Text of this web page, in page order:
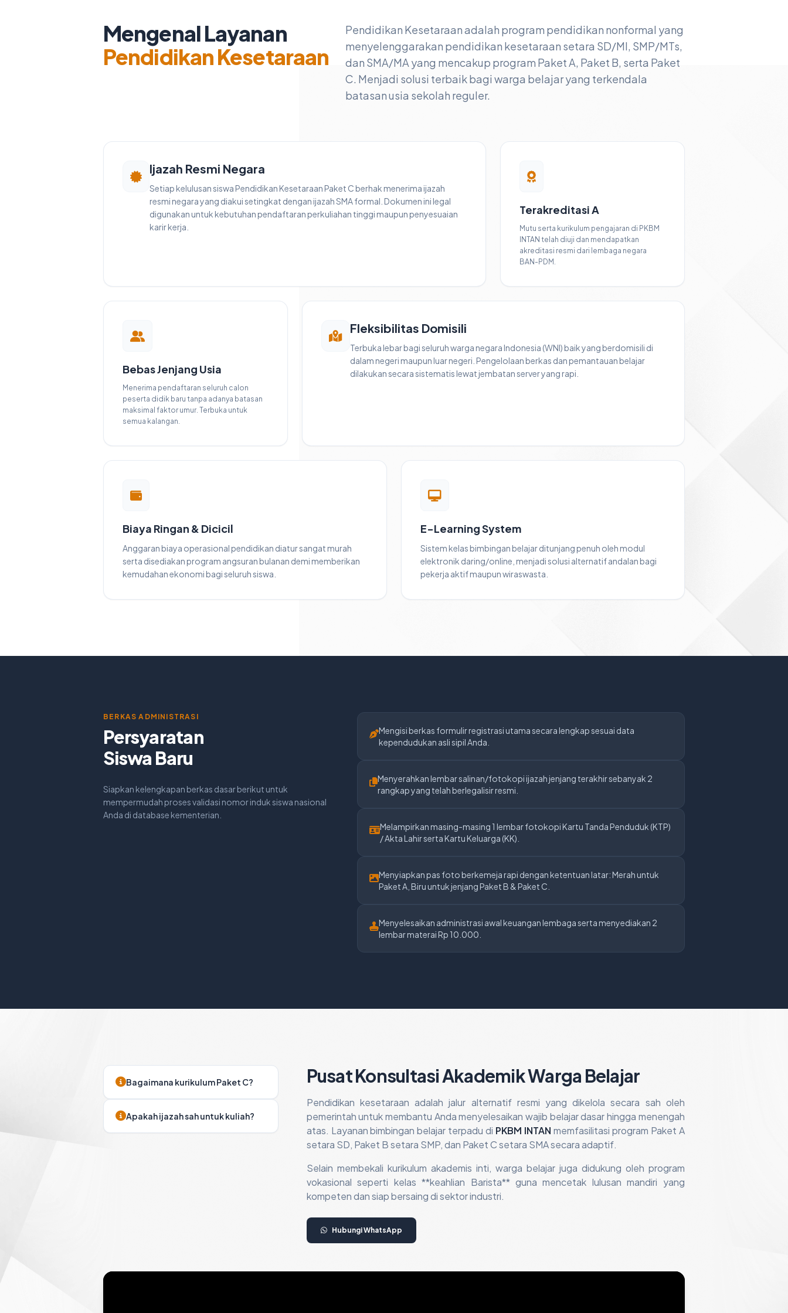
Mengenal Layanan
Pendidikan Kesetaraan
Pendidikan Kesetaraan adalah program pendidikan nonformal yang
menyelenggarakan pendidikan kesetaraan setara SD/MI, SMP/MTs,
dan SMA/MA yang mencakup program Paket A, Paket B, serta Paket
C. Menjadi solusi terbaik bagi warga belajar yang terkendala
batasan usia sekolah reguler.
Ijazah Resmi Negara
Setiap kelulusan siswa Pendidikan Kesetaraan Paket C berhak menerima ijazah
resmi negara yang diakui setingkat dengan ijazah SMA formal. Dokumen ini legal
digunakan untuk kebutuhan pendaftaran perkuliahan tinggi maupun penyesuaian
karir kerja.
Terakreditasi A
Mutu serta kurikulum pengajaran di PKBM
INTAN telah diuji dan mendapatkan
akreditasi resmi dari lembaga negara
BAN-PDM.
Bebas Jenjang Usia
Menerima pendaftaran seluruh calon
peserta didik baru tanpa adanya batasan
maksimal faktor umur. Terbuka untuk
semua kalangan.
Fleksibilitas Domisili
Terbuka lebar bagi seluruh warga negara Indonesia (WNI) baik yang berdomisili di
dalam negeri maupun luar negeri. Pengelolaan berkas dan pemantauan belajar
dilakukan secara sistematis lewat jembatan server yang rapi.
Biaya Ringan & Dicicil
Anggaran biaya operasional pendidikan diatur sangat murah
serta disediakan program angsuran bulanan demi memberikan
kemudahan ekonomi bagi seluruh siswa.
E-Learning System
Sistem kelas bimbingan belajar ditunjang penuh oleh modul
elektronik daring/online, menjadi solusi alternatif andalan bagi
pekerja aktif maupun wiraswasta.
BERKAS ADMINISTRASI
Persyaratan
Siswa Baru
Siapkan kelengkapan berkas dasar berikut untuk
mempermudah proses validasi nomor induk siswa nasional
Anda di database kementerian.
Mengisi berkas formulir registrasi utama secara lengkap sesuai data
kependudukan asli sipil Anda.
Menyerahkan lembar salinan/fotokopi ijazah jenjang terakhir sebanyak 2
rangkap yang telah berlegalisir resmi.
Melampirkan masing-masing 1 lembar fotokopi Kartu Tanda Penduduk (KTP)
/ Akta Lahir serta Kartu Keluarga (KK).
Menyiapkan pas foto berkemeja rapi dengan ketentuan latar: Merah untuk
Paket A, Biru untuk jenjang Paket B & Paket C.
Menyelesaikan administrasi awal keuangan lembaga serta menyediakan 2
lembar materai Rp 10.000.
Bagaimana kurikulum Paket C?
Apakah ijazah sah untuk kuliah?
Pusat Konsultasi Akademik Warga Belajar
Pendidikan kesetaraan adalah jalur alternatif resmi yang dikelola secara sah oleh
pemerintah untuk membantu Anda menyelesaikan wajib belajar dasar hingga menengah
atas. Layanan bimbingan belajar terpadu di PKBM INTAN memfasilitasi program Paket A
setara SD, Paket B setara SMP, dan Paket C setara SMA secara adaptif.
Selain membekali kurikulum akademis inti, warga belajar juga didukung oleh program
vokasional seperti kelas **keahlian Barista** guna mencetak lulusan mandiri yang
kompeten dan siap bersaing di sektor industri.
Hubungi WhatsApp